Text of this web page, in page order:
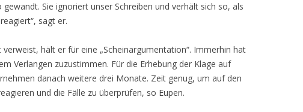
Sie ignoriert unser Schreiben und verhält sich so, als
sagt er.
hält er für eine „Scheinargumentation“. Immerhin hat
Verlangen zuzustimmen. Für die Erhebung der Klage auf
danach weitere drei Monate. Zeit genug, um auf den
und die Fälle zu überprüfen, so Eupen.